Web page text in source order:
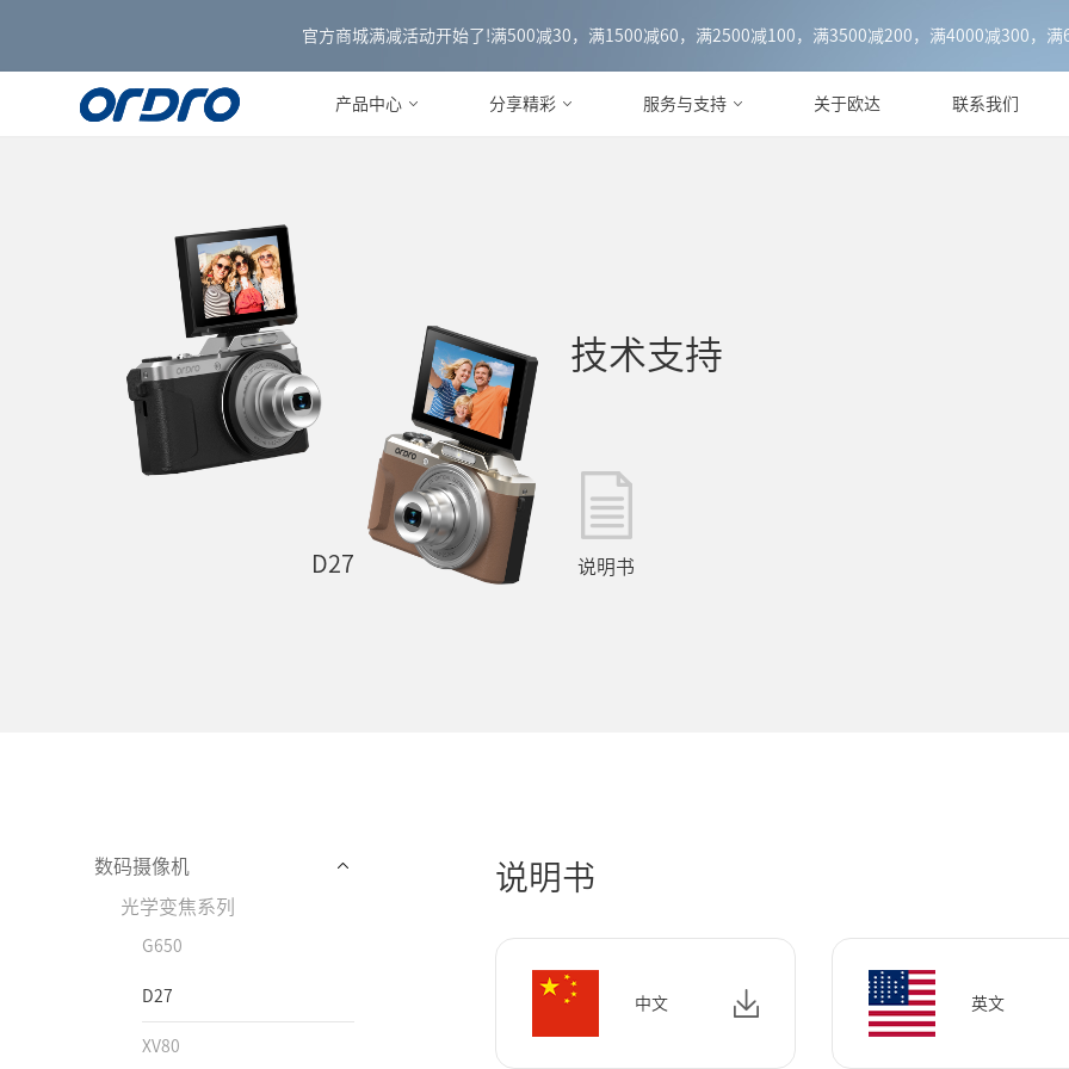
官方商城满减活动开始了!满500减30，满1500减60，满2500减100，满3500减200，满4000减300，满
产品中心 分享精彩 服务与支持 关于欧达 联系我们
D27
技术支持
说明书
数码摄像机
光学变焦系列
G650
D27
XV80
说明书
中文 英文